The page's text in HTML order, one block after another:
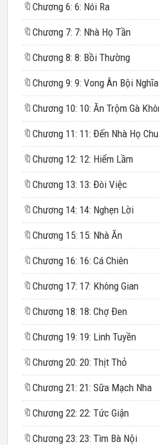
🔖 Chương 6: 6: Nói Ra
🔖 Chương 7: 7: Nhà Họ Tần
🔖 Chương 8: 8: Bồi Thường
🔖 Chương 9: 9: Vong Ân Bội Nghĩa
🔖
🔖 Chương 11: 11: Đến Nhà Họ Chu
🔖 Chương 12: 12: Hiểm Lầm
🔖 Chương 13: 13: Đòi Việc
🔖 Chương 14: 14: Nghẹn Lời
🔖 Chương 15: 15: Nhà Ăn
🔖 Chương 16: 16: Cá Chiên
🔖 Chương 17: 17: Không Gian
🔖 Chương 18: 18: Chợ Đen
🔖 Chương 19: 19: Linh Tuyền
🔖 Chương 20: 20: Thịt Thỏ
🔖 Chương 21: 21: Sữa Mạch Nha
🔖 Chương 22: 22: Tức Giận
🔖 Chương 23: 23: Tìm Bà Nội